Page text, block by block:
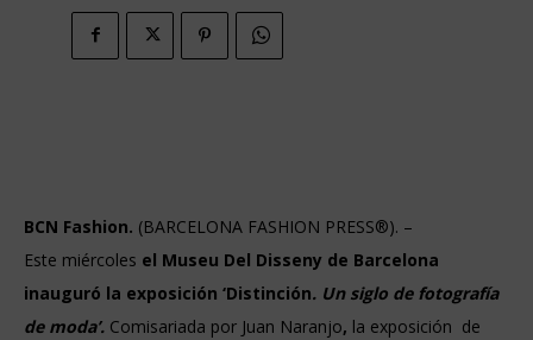
BCN Fashion. (BARCELONA FASHION PRESS®). –
Este miércoles el Museu Del Disseny de Barcelona
inauguró la exposición ‘Distinción. Un siglo de fotografía
de moda’. Comisariada por Juan Naranjo, la exposición de